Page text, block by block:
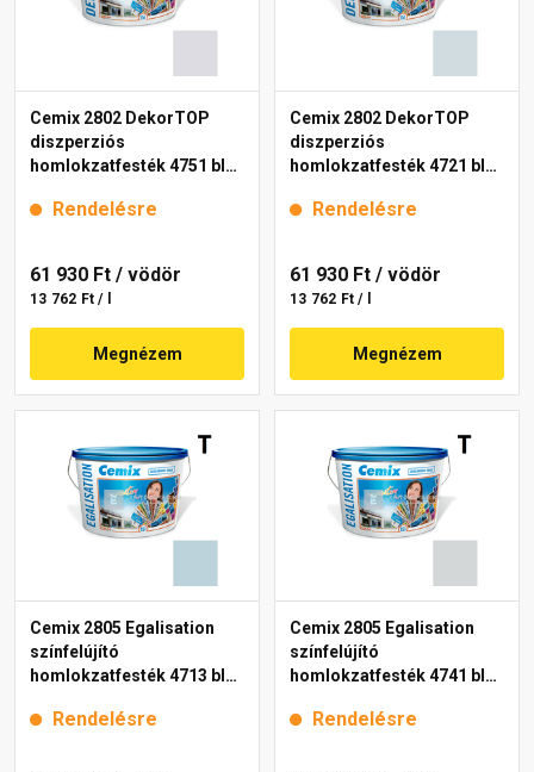
Cemix 2802 DekorTOP
diszperziós
homlokzatfesték 4751 blue
Rendelésre
61 930 Ft / vödör
13 762 Ft / l
Megnézem
Cemix 2802 DekorTOP
diszperziós
homlokzatfesték 4721 blue
Rendelésre
61 930 Ft / vödör
13 762 Ft / l
Megnézem
Cemix 2805 Egalisation
színfelújító
homlokzatfesték 4713 blue
Rendelésre
Cemix 2805 Egalisation
színfelújító
homlokzatfesték 4741 blue
Rendelésre